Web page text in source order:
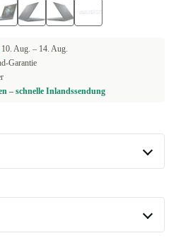
10. Aug. – 14. Aug.
Garantie
– schnelle Inlandssendung
+10,00 €